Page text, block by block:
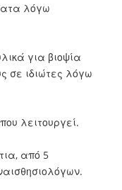
λόγω
για βιοψία
σε ιδιώτες λόγω
λειτουργεί.
από 5